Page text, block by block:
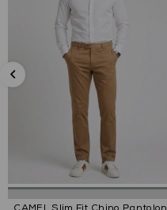
CAMEL Slim Fit Chino Pantolon